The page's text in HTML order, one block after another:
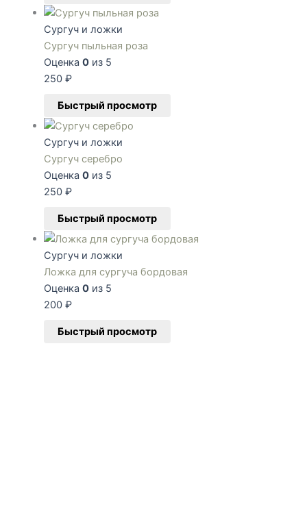
Сургуч и ложки
Сургуч пыльная роза
Оценка 0из 5
250 ₽
Быстрый просмотр
Сургуч и ложки
Сургуч серебро
Оценка 0из 5
250 ₽
Быстрый просмотр
Сургуч и ложки
Ложка для сургуча бордовая
Оценка 0из 5
200 ₽
Быстрый просмотр